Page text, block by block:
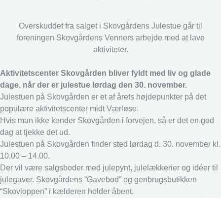
Overskuddet fra salget i Skovgårdens Julestue går til
foreningen Skovgårdens Venners arbejde med at lave
aktiviteter.
Aktivitetscenter Skovgården bliver fyldt med liv og glade
dage, når der er julestue lørdag den 30. november.
Julestuen på Skovgården er et af årets højdepunkter på det
populære aktivitetscenter midt Værløse.
Hvis man ikke kender Skovgården i forvejen, så er det en god
dag at tjekke det ud.
Julestuen på Skovgården finder sted lørdag d. 30. november kl.
10.00 – 14.00.
Der vil være salgsboder med julepynt, julelækkerier og idéer til
julegaver. Skovgårdens “Gavebod” og genbrugsbutikken
“Skovloppen” i kælderen holder åbent.